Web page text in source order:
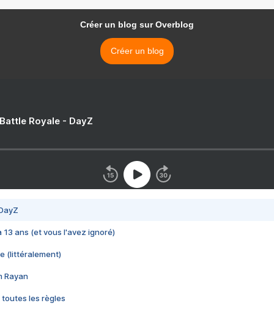
Créer un blog sur Overblog
Créer un blog
Royale - DayZ
13 ans (et vous l'avez ignoré)
(littéralement)
Rayan
toutes les règles